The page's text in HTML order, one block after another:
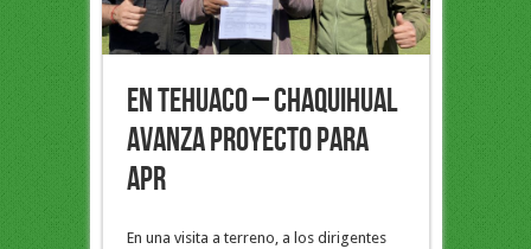
EN TEHUACO – CHAQUIHUAL
AVANZA PROYECTO PARA
APR
En una visita a terreno, a los dirigentes